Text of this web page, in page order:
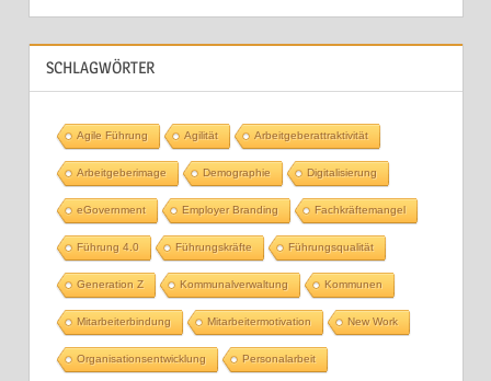
SCHLAGWÖRTER
Agile Führung Agilität Arbeitgeberattraktivität
Arbeitgeberimage Demographie Digitalisierung
eGovernment Employer Branding Fachkräftemangel
Führung 4.0 Führungskräfte Führungsqualität
Generation Z Kommunalverwaltung Kommunen
Mitarbeiterbindung Mitarbeitermotivation New Work
Organisationsentwicklung Personalarbeit